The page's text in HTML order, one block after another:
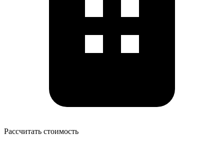
Рассчитать стоимость